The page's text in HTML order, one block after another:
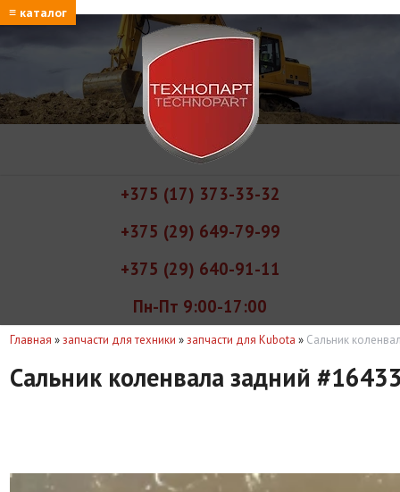
≡ каталог
+375 (17) 373-33-32
+375 (29) 649-79-99
+375 (29) 640-91-11
Пн-Пт 9:00-17:00
Главная »запчасти для техники »запчасти для Kubota » Сальник
Сальник коленвала задний